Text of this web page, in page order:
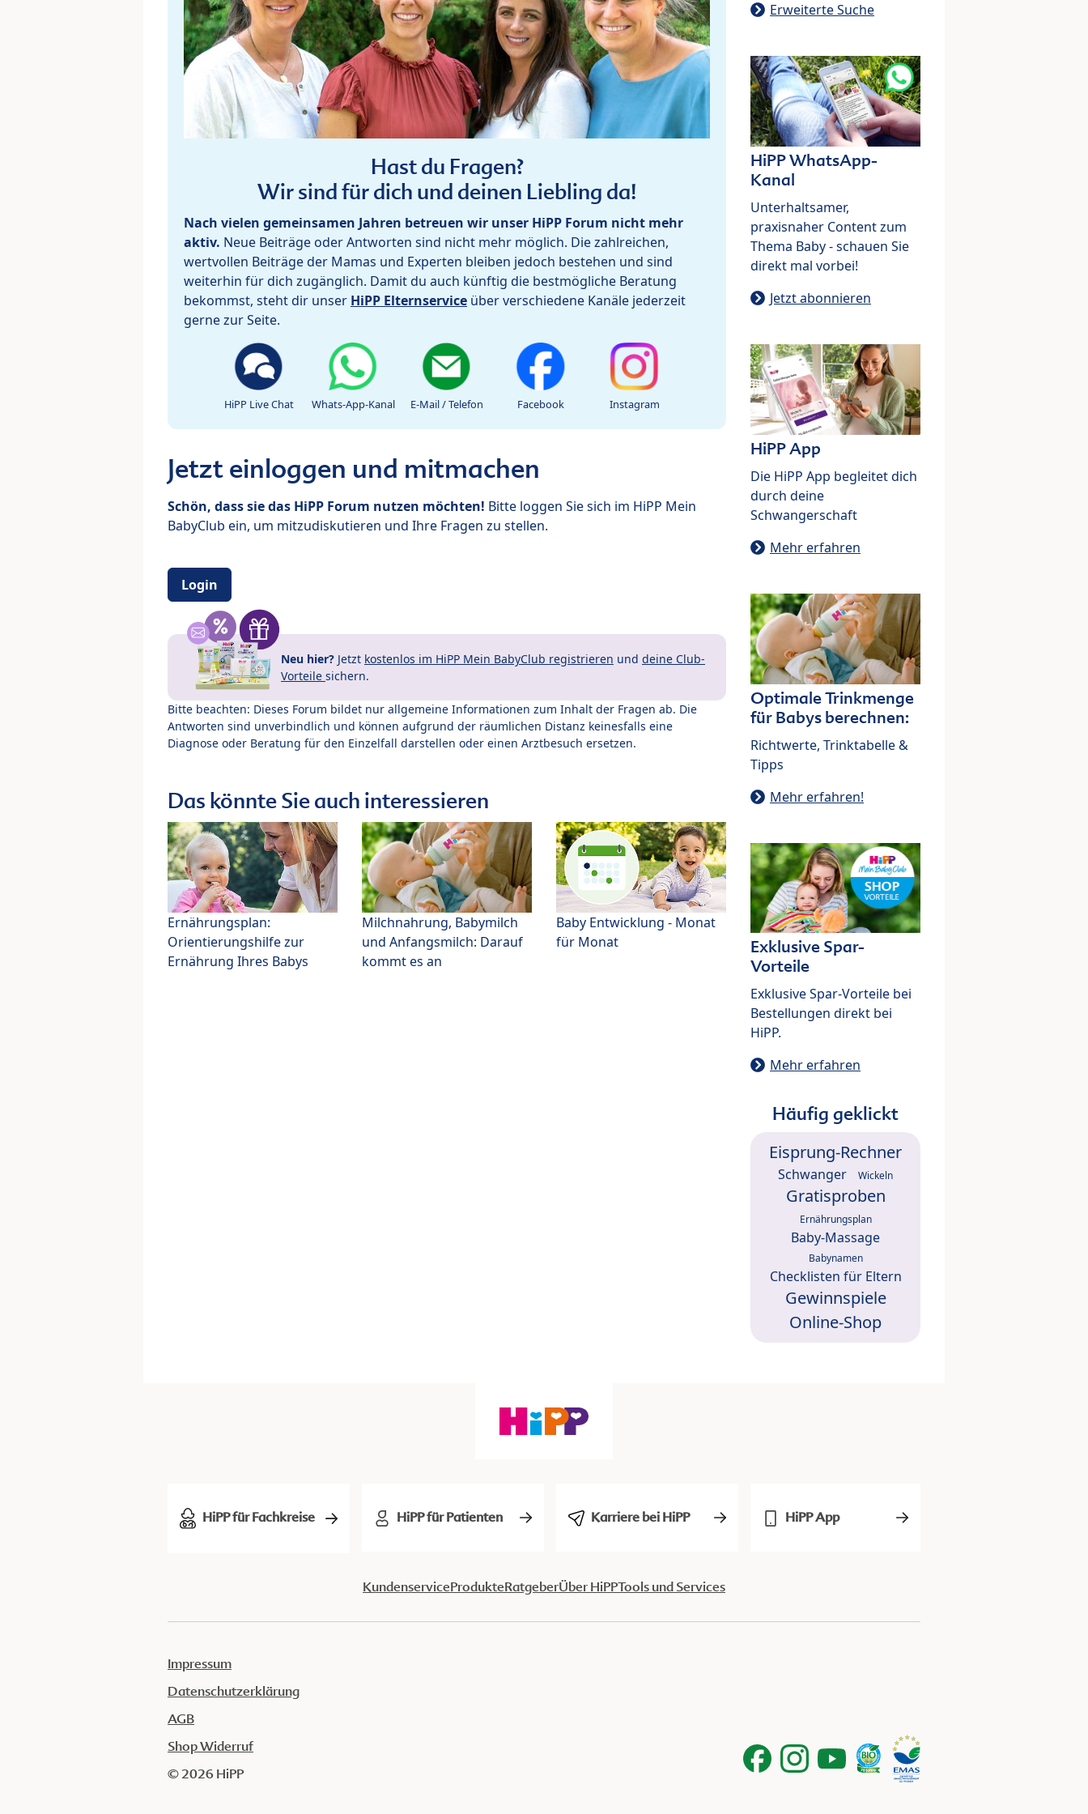
Hast du Fragen?
Wir sind für dich und deinen Liebling da!
Nach vielen gemeinsamen Jahren betreuen wir unser HiPP Forum nicht mehr
aktiv. Neue Beiträge oder Antworten sind nicht mehr möglich. Die zahlreichen,
wertvollen Beiträge der Mamas und Experten bleiben jedoch bestehen und sind
weiterhin für dich zugänglich. Damit du auch künftig die bestmögliche Beratung
bekommst, steht dir unser HiPP Elternservice über verschiedene Kanäle jederzeit
gerne zur Seite.
HiPP Live Chat Whats-App-Kanal E-Mail / Telefon Facebook Instagram
Jetzt einloggen und mitmachen
Schön, dass sie das HiPP Forum nutzen möchten! Bitte loggen Sie sich im HiPP Mein
BabyClub ein, um mitzudiskutieren und Ihre Fragen zu stellen.
Login
Neu hier? Jetzt kostenlos im HiPP Mein BabyClub registrieren und deine Club-
Vorteile sichern.
Bitte beachten: Dieses Forum bildet nur allgemeine Informationen zum Inhalt der Fragen ab. Die
Antworten sind unverbindlich und können aufgrund der räumlichen Distanz keinesfalls eine
Diagnose oder Beratung für den Einzelfall darstellen oder einen Arztbesuch ersetzen.
Das könnte Sie auch interessieren
Ernährungsplan:
Orientierungshilfe zur
Ernährung Ihres Babys
Milchnahrung, Babymilch
und Anfangsmilch: Darauf
kommt es an
Baby Entwicklung - Monat
für Monat
Erweiterte Suche
HiPP WhatsApp-
Kanal
Unterhaltsamer,
praxisnaher Content zum
Thema Baby - schauen Sie
direkt mal vorbei!
Jetzt abonnieren
HiPP App
Die HiPP App begleitet dich
durch deine
Schwangerschaft
Mehr erfahren
Optimale Trinkmenge
für Babys berechnen:
Richtwerte, Trinktabelle &
Tipps
Mehr erfahren!
Exklusive Spar-
Vorteile
Exklusive Spar-Vorteile bei
Bestellungen direkt bei
HiPP.
Mehr erfahren
Häufig geklickt
Eisprung-Rechner
Schwanger Wickeln
Gratisproben
Ernährungsplan
Baby-Massage
Babynamen
Checklisten für Eltern
Gewinnspiele
Online-Shop
HiPP für Fachkreise HiPP für Patienten Karriere bei HiPP HiPP App
KundenserviceProdukteRatgeberÜber HiPPTools und Services
Impressum
Datenschutzerklärung
AGB
Shop Widerruf
© 2026 HiPP